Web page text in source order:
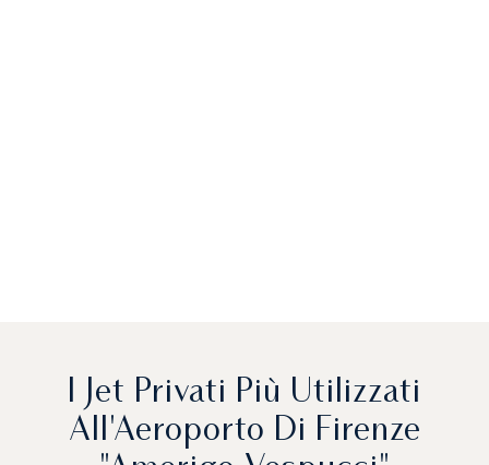
I Jet Privati Più Utilizzati
All'Aeroporto Di Firenze